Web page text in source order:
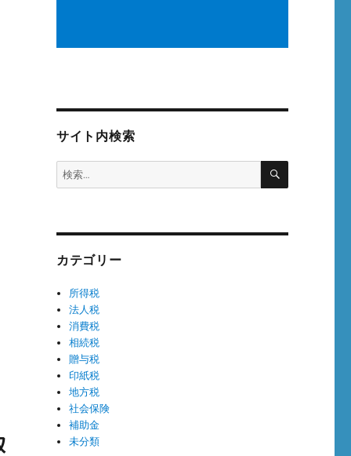
サイト内検索
検
索:
検
カテゴリー
所得税
法人税
消費税
相続税
贈与税
印紙税
地方税
社会保険
補助金
未分類